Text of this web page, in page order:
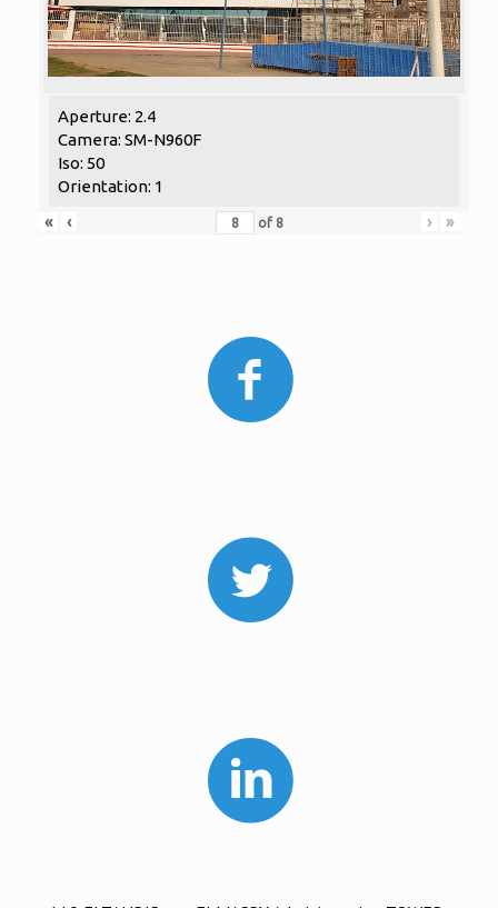
Aperture: 2.4
Camera: SM-N960F
Iso: 50
Orientation: 1
«
‹ of 8 › »